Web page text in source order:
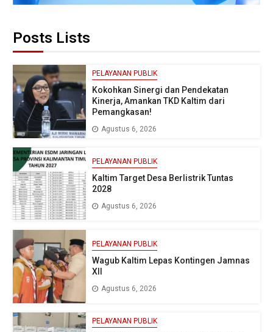
Posts Lists
PELAYANAN PUBLIK
Kokohkan Sinergi dan Pendekatan
Kinerja, Amankan TKD Kaltim dari
Pemangkasan!
Agustus 6, 2026
PELAYANAN PUBLIK
Kaltim Target Desa Berlistrik Tuntas
2028
Agustus 6, 2026
PELAYANAN PUBLIK
Wagub Kaltim Lepas Kontingen Jamnas
XII
Agustus 6, 2026
PELAYANAN PUBLIK